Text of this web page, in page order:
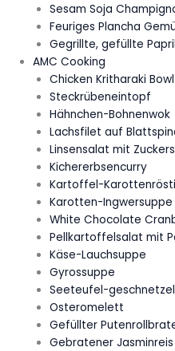
Sesam Soja
Feuriges Plancha
Gegrillte, gefüllte
AMC Cooking
Chicken Kritharaki Bowl
Steckrübeneintopf
Hähnchen-Bohnenwok
Lachsfilet auf
Linsensalat mit
Kichererbsencurry
Kartoffel-Karottenrösti
Karotten-
White Chocolate
Pellkartoffelsalat mit
Käse-Lauchsuppe
Gyrossuppe
Seeteufel-
Osteromelett
Gefüllter
Gebratener